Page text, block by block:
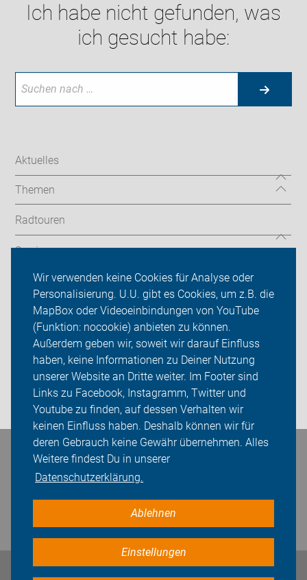
Wir verwenden keine Cookies für Analyse oder
Personalisierung. U.U. gibt es Cookies, um z.B. die
MapBox oder Videoeinbindungen von YouTube
(Funktion: nocookie) anbieten zu können.
Außerdem geben wir, soweit wir darauf Einfluss
haben, keine Informationen zu Deiner Nutzung
unserer Website an Dritte weiter. Im Footer sind
Links zu Facebook, Instagramm, Twitter und
Youtube zu finden, auf dessen Verhalten wir
keinen Einfluss haben. Deshalb können wir für
deren Gebrauch keine Gewähr übernehmen. Alles
Weitere findest Du in unserer
Datenschutzerklärung.
Ablehnen
Einstellungen
Ich habe nicht gefunden, was
ich gesucht habe:
Aktuelles
Themen
Radtouren
Service
ADFC Emsland
Ortsgruppen
Sei dabei
Presse
Login
Bleiben Sie in Kontakt